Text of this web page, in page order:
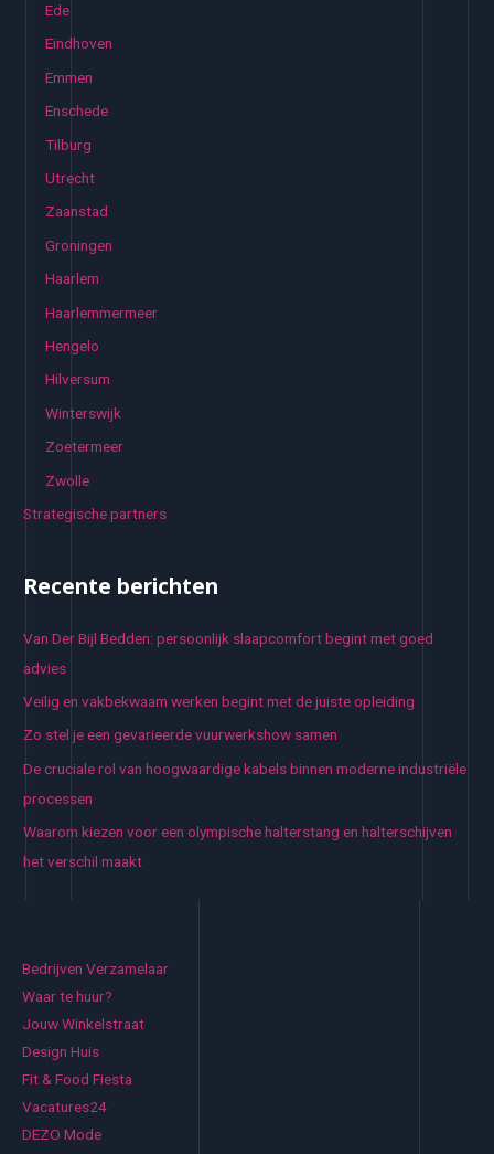
Ede
Eindhoven
Emmen
Enschede
Tilburg
Utrecht
Zaanstad
Groningen
Haarlem
Haarlemmermeer
Hengelo
Hilversum
Winterswijk
Zoetermeer
Zwolle
Strategische partners
Recente berichten
Van Der Bijl Bedden: persoonlijk slaapcomfort begint met goed
advies
Veilig en vakbekwaam werken begint met de juiste opleiding
Zo stel je een gevarieerde vuurwerkshow samen
De cruciale rol van hoogwaardige kabels binnen moderne industriële
processen
Waarom kiezen voor een olympische halterstang en halterschijven
het verschil maakt
Bedrijven Verzamelaar
Waar te huur?
Jouw Winkelstraat
Design Huis
Fit & Food Fiesta
Vacatures24
DEZO Mode